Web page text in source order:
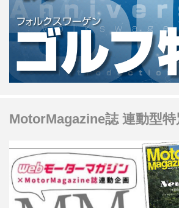
見てみよう。
MotorMagazine誌 連動型特